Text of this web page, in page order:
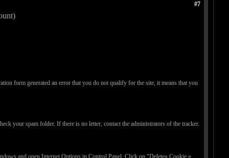
#7
form generated an error that you do not qualify for the site, it means that you
your spam folder. If there is no letter, contact the administrators of the tracker.
and open Internet Options in Control Panel. Click on "Delete« Cookie ».